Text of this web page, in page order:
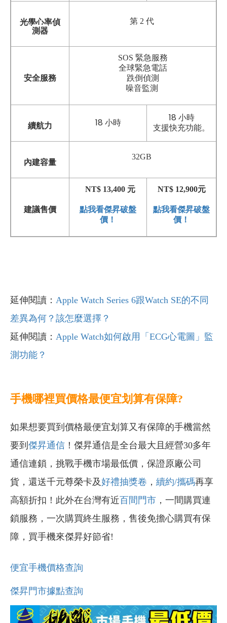
光學心率偵
測器
第 2 代
安全服務
SOS 緊急服務
全球緊急電話
跌倒偵測
噪音監測
續航力 18 小時
18 小時
支援快充功能。
內建容量
32GB
建議售價
NT$ 13,400 元
點我看傑昇破盤
價！
NT$ 12,900元
​​​​​​​點我看傑昇破盤
價！
延伸閱讀： Apple Watch Series 6跟Watch SE的不同
差異為何？該怎麼選擇？
延伸閱讀： Apple Watch如何啟用「ECG心電圖」監
測功能？
手機哪裡買價格最便宜划算有保障?
如果想要買到價格最便宜划算又有保障的手機當然
要到 傑昇通信 ！傑昇通信是全台最大且經營30多年
通信連鎖，挑戰手機市場最低價，保證原廠公司
貨，還送千元尊榮卡及好禮抽獎卷 ， 續約/攜碼再享
高額折扣！此外在台灣有近百間門市 ，一間購買連
鎖服務，一次購買終生服務，售後免擔心購買有保
障，買手機來傑昇好節省!
便宜手機價格查詢
傑昇門市據點查詢